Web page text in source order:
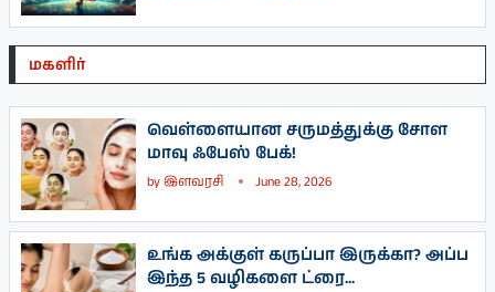
மகளிர்
வெள்ளையான சருமத்துக்கு சோள
மாவு ஃபேஸ் பேக்!
byஇளவரசி June 28, 2026
உங்க அக்குள் கருப்பா இருக்கா? அப்ப
இந்த 5 வழிகளை ட்ரை...